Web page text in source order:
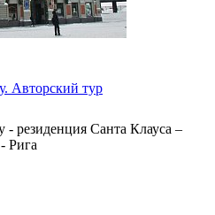
Авторский тур
резиденция Санта Клауса –
Рига